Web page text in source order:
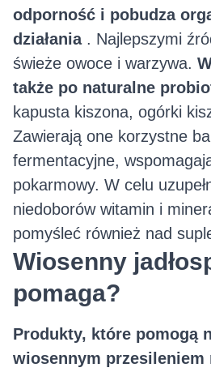
odporność i pobudza
działania . Najlepszymi
świeże owoce i warzywa.
także po naturalne
kapusta kiszona, ogórki
Zawierają one korzystne
fermentacyjne,
pokarmowy. W celu
niedoborów witamin i
pomyśleć również nad
Wiosenny
pomaga?
Produkty, które pomogą
wiosennym przesileniem